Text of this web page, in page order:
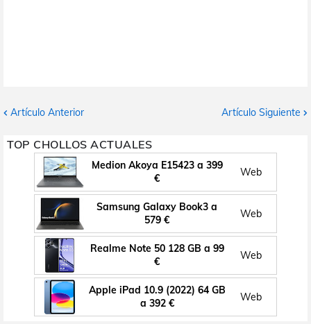
Artículo Anterior Artículo Siguiente
TOP CHOLLOS ACTUALES
Medion Akoya E15423 a 399
€
Web
Samsung Galaxy Book3 a
579 €
Web
Realme Note 50 128 GB a 99
€
Web
Apple iPad 10.9 (2022) 64 GB
a 392 €
Web